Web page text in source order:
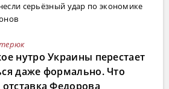
серьёзный удар по экономике
нутро Украины перестает
даже формально. Что
отставка Федорова